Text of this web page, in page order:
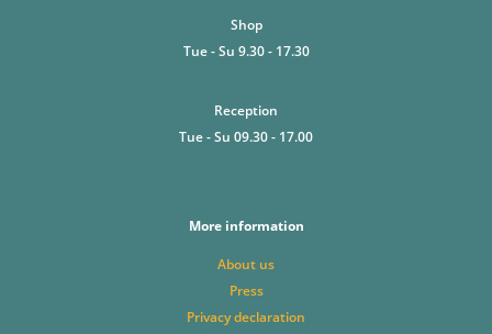
Shop
Tue - Su 9.30 - 17.30
Reception
Tue - Su 09.30 - 17.00
More information
About us
Press
Privacy declaration